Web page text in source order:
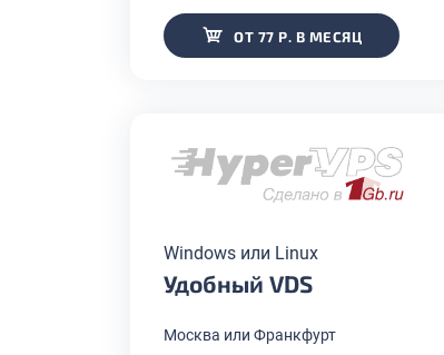
ОТ 77 Р. В МЕСЯЦ
Windows или Linux
Удобный VDS
Москва или Франкфурт